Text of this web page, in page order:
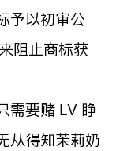
予以初审公
阻止商标获
需要赌 LV 睁
从得知茉莉奶